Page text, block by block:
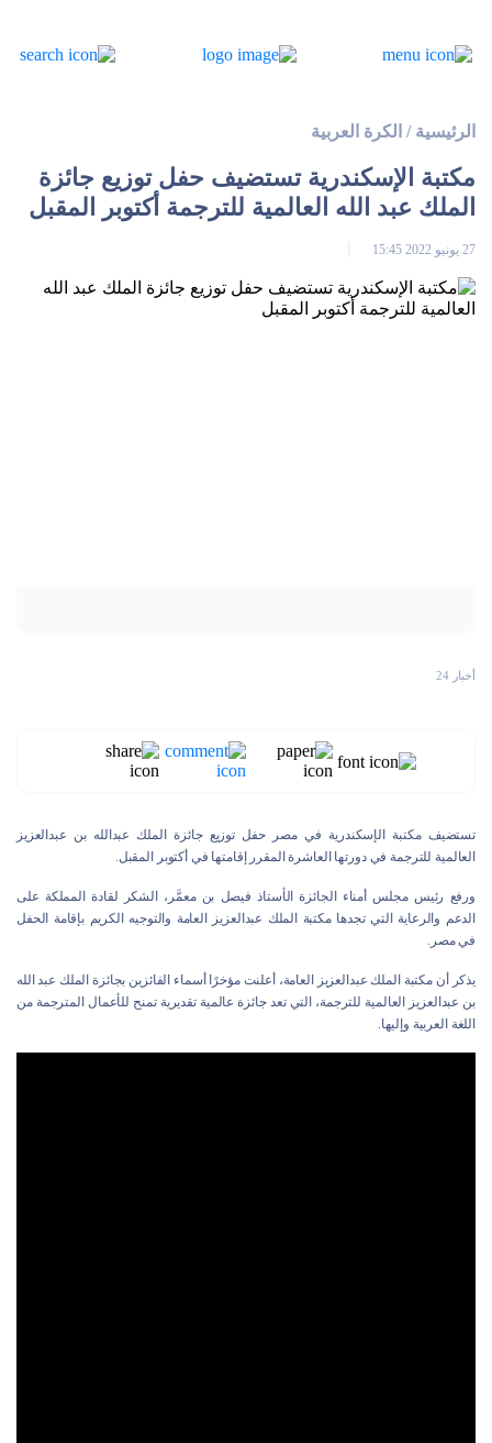
الرئيسية / الكرة العربية
مكتبة الإسكندرية تستضيف حفل توزيع جائزة
الملك عبد الله العالمية للترجمة أكتوبر المقبل
27 يونيو 2022 15:45
أخبار 24
تستضيف مكتبة الإسكندرية في مصر حفل توزيع جائزة الملك عبدالله بن عبدالعزيز
العالمية للترجمة في دورتها العاشرة المقرر إقامتها في أكتوبر المقبل.
ورفع رئيس مجلس أمناء الجائزة الأستاذ فيصل بن معمَّر، الشكر لقادة المملكة على
الدعم والرعاية التي تجدها مكتبة الملك عبدالعزيز العامة والتوجيه الكريم بإقامة الحفل
في مصر.
يذكر أن مكتبة الملك عبدالعزيز العامة، أعلنت مؤخرًا أسماء الفائزين بجائزة الملك عبد الله
بن عبدالعزيز العالمية للترجمة، التي تعد جائزة عالمية تقديرية تمنح للأعمال المترجمة من
اللغة العربية وإليها.